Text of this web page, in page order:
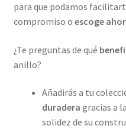
para que podamos
compromiso o escoge
¿Te preguntas de qué
anillo?
Añadirás a tu
duradera gracias a
solidez de su